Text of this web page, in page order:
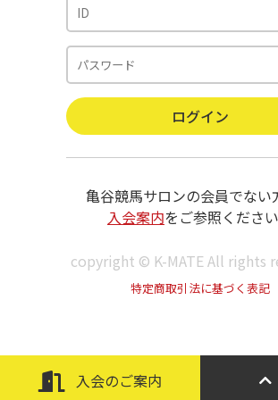
亀谷競馬サロンの会員でない
入会案内をご参照ください
copyright © K-MATE All rights
特定商取引法に基づく表記
入会のご案内